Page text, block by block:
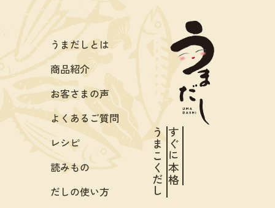
すぐに本格
うまこくだし
うまだしとは
商品紹介
お客さまの声
よくあるご質問
レシピ
読みもの
だしの使い方